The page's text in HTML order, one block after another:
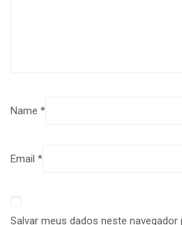
Name *
Email *
Salvar meus dados neste navegador